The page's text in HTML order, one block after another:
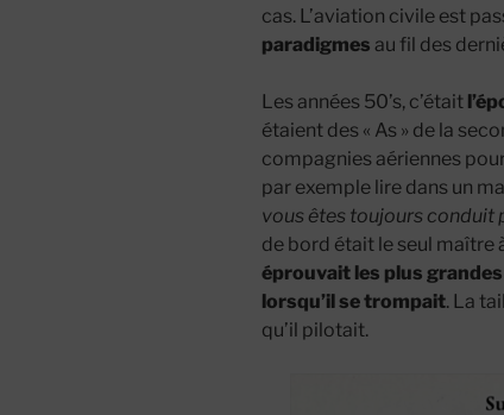
cas. L’aviation civile est
paradigmes au fil des
Les années 50’s, c’était
étaient des « As » de la
compagnies aériennes
par exemple lire dans un
vous êtes toujours conduit
de bord était le seul maître
éprouvait les plus
lorsqu’il se trompait. La
qu’il pilotait.